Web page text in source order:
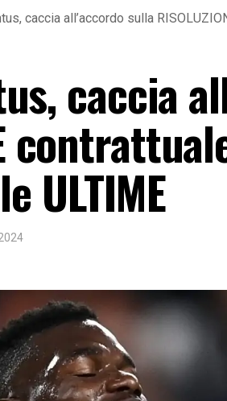
caccia all’accordo sulla
caccia
ULTIME